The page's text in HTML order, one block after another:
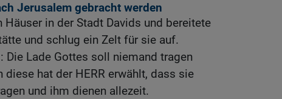
Jerusalem gebracht werden
Häuser in der Stadt Davids und bereitete
und schlug ein Zelt für sie auf.
Die Lade Gottes soll niemand tragen
diese hat der HERR erwählt, dass sie
und ihm dienen allezeit.